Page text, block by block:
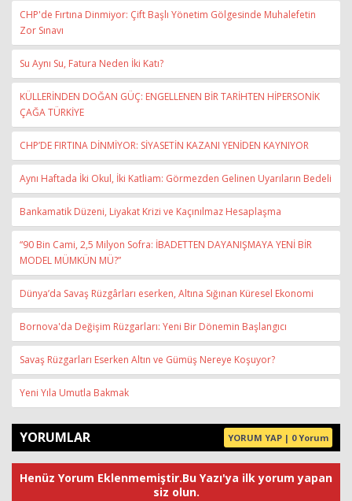
CHP'de Fırtına Dinmiyor: Çift Başlı Yönetim Gölgesinde Muhalefetin
Zor Sınavı
Su Aynı Su, Fatura Neden İki Katı?
KÜLLERİNDEN DOĞAN GÜÇ: ENGELLENEN BİR TARİHTEN HİPERSONİK
ÇAĞA TÜRKİYE
CHP’DE FIRTINA DİNMİYOR: SİYASETİN KAZANI YENİDEN KAYNIYOR
Aynı Haftada İki Okul, İki Katliam: Görmezden Gelinen Uyarıların Bedeli
Bankamatik Düzeni, Liyakat Krizi ve Kaçınılmaz Hesaplaşma
“90 Bin Cami, 2,5 Milyon Sofra: İBADETTEN DAYANIŞMAYA YENİ BİR
MODEL MÜMKÜN MÜ?”
Dünya’da Savaş Rüzgârları eserken, Altına Sığınan Küresel Ekonomi
Bornova'da Değişim Rüzgarları: Yeni Bir Dönemin Başlangıcı
Savaş Rüzgarları Eserken Altın ve Gümüş Nereye Koşuyor?
Yeni Yıla Umutla Bakmak
YORUMLAR YORUM YAP | 0 Yorum
Henüz Yorum Eklenmemiştir.Bu Yazı'ya ilk yorum yapan
siz olun.